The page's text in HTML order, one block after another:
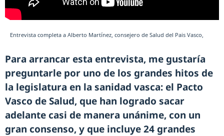
Entrevista completa a Alberto Martínez, consejero de Salud del Pais Vasco,
Para arrancar esta entrevista, me gustaría
preguntarle por uno de los grandes hitos de
la legislatura en la sanidad vasca: el Pacto
Vasco de Salud, que han logrado sacar
adelante casi de manera unánime, con un
gran consenso, y que incluye 24 grandes